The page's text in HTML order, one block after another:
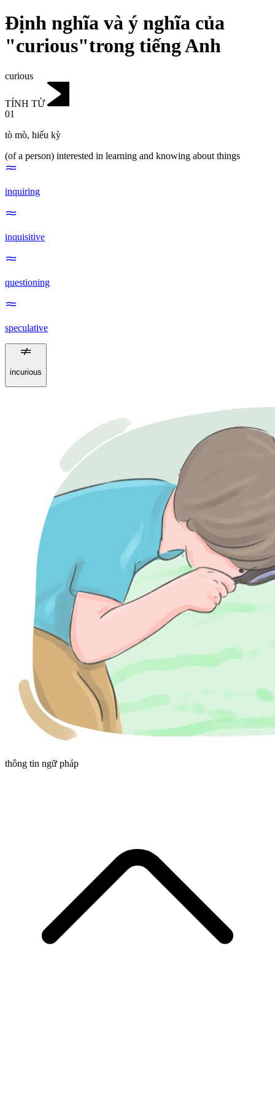
Định nghĩa và ý nghĩa của
"curious"trong tiếng Anh
curious
TÍNH TỪ
01
tò mò, hiếu kỳ
(of a person) interested in learning and knowing about things
inquiring
inquisitive
questioning
speculative
incurious
thông tin ngữ pháp